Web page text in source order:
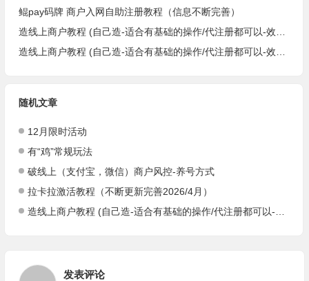
鲲pay码牌 商户入网自助注册教程（信息不断完善）
随机文章
12月限时活动
有“鸡”常规玩法
破线上（支付宝，微信）商户风控-养号方式
拉卡拉激活教程（不断更新完善2026/4月）
造线上商户教程 (自己造-适合有基础的操作/代注册都可以-效率，省事，方便-阿达）
发表评论